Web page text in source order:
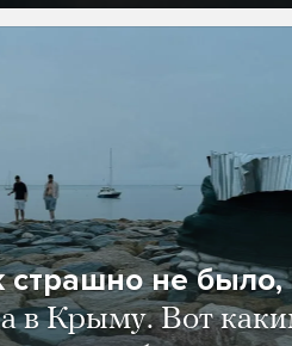
страшно не было,
в Крыму. Вот